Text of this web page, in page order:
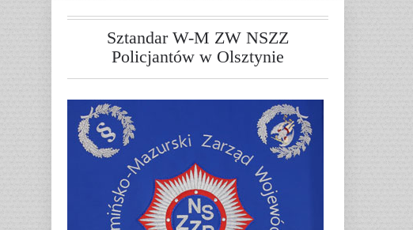
Sztandar W-M ZW NSZZ
Policjantów w Olsztynie